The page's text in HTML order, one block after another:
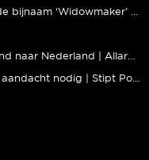
Porsche 930: waarom deze 911 Turbo de bijnaam ‘Widowmaker’ kreeg | Gallery Aaldering
Zo komt een gebruikte auto uit Duitsland naar Nederland | Allard Kalff
Porsche 911 Cabrio heeft professionele aandacht nodig | Stipt Polish Point